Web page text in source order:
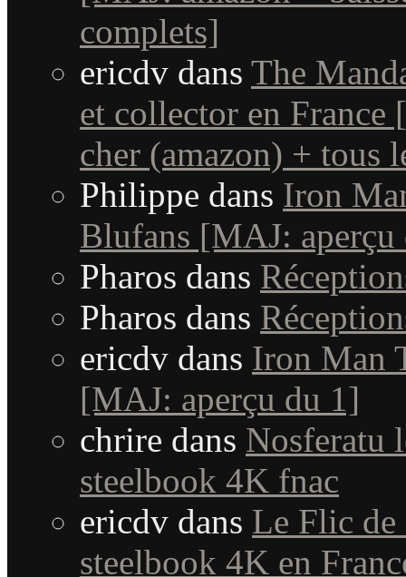
complets]
ericdv dans The
et collector en
cher (amazon) + tous
Philippe dans Iron
Blufans [MAJ: aperçu
Pharos dans
Pharos dans
ericdv dans Iron Man
[MAJ: aperçu du 1]
chrire dans Nosferatu
steelbook 4K fnac
ericdv dans Le Flic
steelbook 4K en